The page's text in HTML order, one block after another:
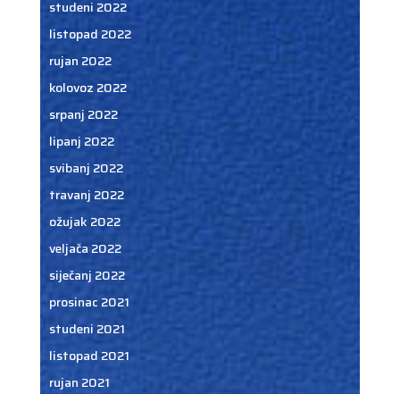
studeni 2022
listopad 2022
rujan 2022
kolovoz 2022
srpanj 2022
lipanj 2022
svibanj 2022
travanj 2022
ožujak 2022
veljača 2022
siječanj 2022
prosinac 2021
studeni 2021
listopad 2021
rujan 2021